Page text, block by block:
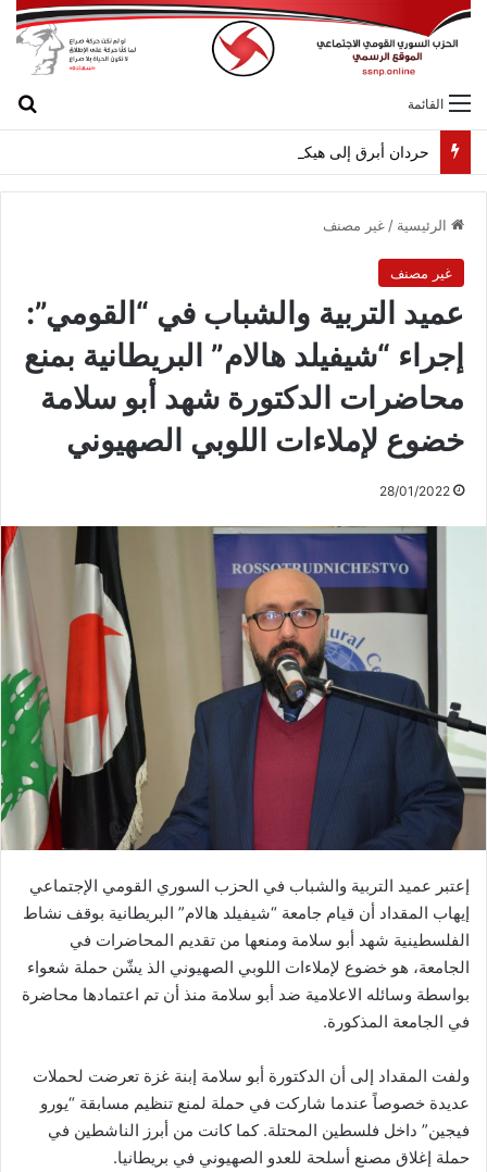
القائمة
حردان أبرق إلى هيكل مهنئاً بمناسبة عيد الجيش
الرئيسية /غير مصنف
غير مصنف
عميد التربية والشباب في “القومي”:
إجراء “شيفيلد هالام” البريطانية بمنع
محاضرات الدكتورة شهد أبو سلامة
خضوع لإملاءات اللوبي الصهيوني
28/01/2022
إعتبر عميد التربية والشباب في الحزب السوري القومي الإجتماعي
إيهاب المقداد أن قيام جامعة “شيفيلد هالام” البريطانية بوقف نشاط
الفلسطينية شهد أبو سلامة ومنعها من تقديم المحاضرات في
الجامعة، هو خضوع لإملاءات اللوبي الصهيوني الذ يشّن حملة شعواء
بواسطة وسائله الاعلامية ضد أبو سلامة منذ أن تم اعتمادها محاضرة
في الجامعة المذكورة.
ولفت المقداد إلى أن الدكتورة أبو سلامة إبنة غزة تعرضت لحملات
عديدة خصوصاً عندما شاركت في حملة لمنع تنظيم مسابقة “يورو
فيجين” داخل فلسطين المحتلة. كما كانت من أبرز الناشطين في
حملة إغلاق مصنع أسلحة للعدو الصهيوني في بريطانيا.